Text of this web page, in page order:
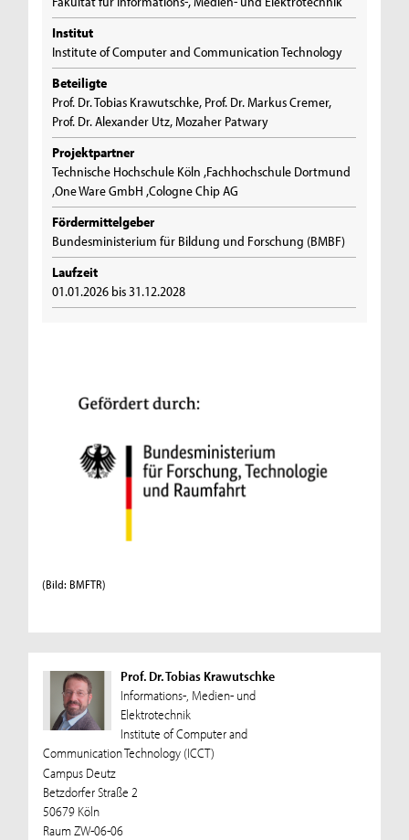
Institut
Institute of Computer and Communication Technology
Beteiligte
Prof. Dr. Tobias Krawutschke, Prof. Dr. Markus Cremer,
Prof. Dr. Alexander Utz, Mozaher Patwary
Projektpartner
Technische Hochschule Köln ,Fachhochschule Dortmund
,One Ware GmbH ,Cologne Chip AG
Fördermittelgeber
Bundesministerium für Bildung und Forschung (BMBF)
Laufzeit
01.01.2026 bis 31.12.2028
(Bild: BMFTR)
Prof. Dr. Tobias Krawutschke
Informations-, Medien- und
Elektrotechnik
Institute of Computer and
Communication Technology (ICCT)
Campus Deutz
Betzdorfer Straße 2
50679 Köln
Raum ZW-06-06